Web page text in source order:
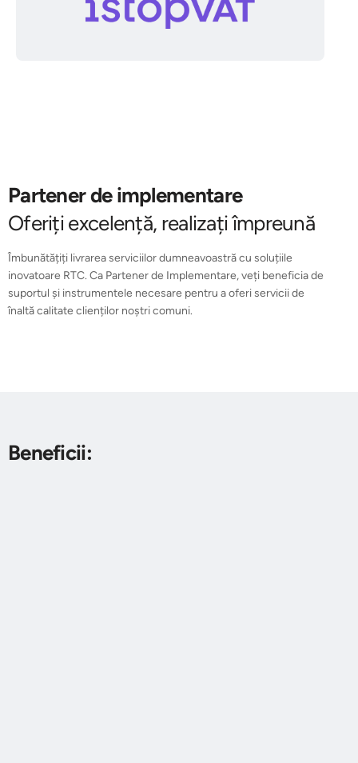
Partener de implementare
Oferiți excelență, realizați împreună
Îmbunătățiți livrarea serviciilor dumneavoastră cu soluțiile
inovatoare RTC. Ca Partener de Implementare, veți beneficia de
suportul și instrumentele necesare pentru a oferi servicii de
înaltă calitate clienților noștri comuni.
Beneficii: